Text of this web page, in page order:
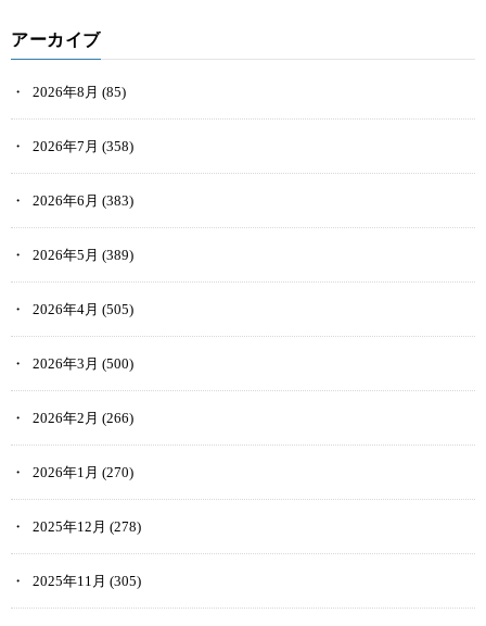
アーカイブ
2026年8月 (85)
2026年7月 (358)
2026年6月 (383)
2026年5月 (389)
2026年4月 (505)
2026年3月 (500)
2026年2月 (266)
2026年1月 (270)
2025年12月 (278)
2025年11月 (305)